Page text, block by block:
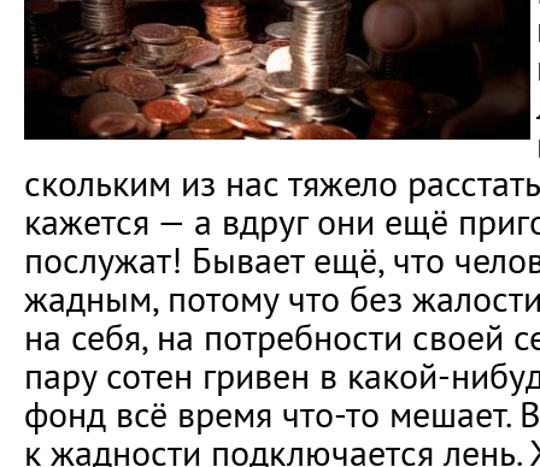
скольким из нас тяжело
кажется — а вдруг они ещё
послужат! Бывает ещё, что
жадным, потому что без
на себя, на потребности своей
пару сотен гривен в какой-
фонд всё время что-то мешает.
к жадности подключается лень.